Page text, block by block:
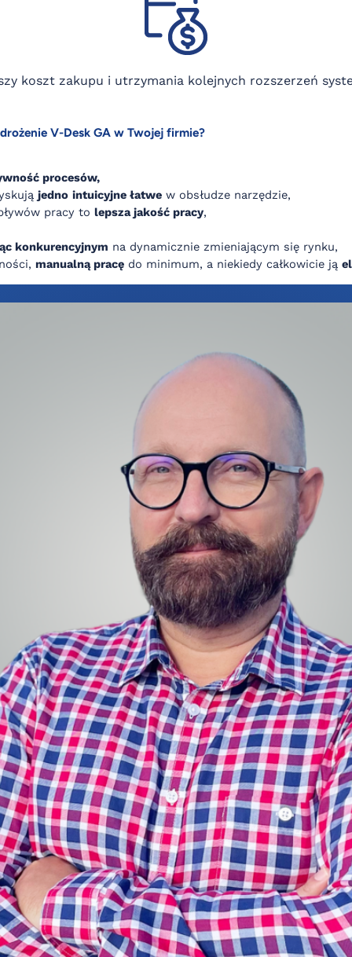
koszt zakupu i utrzymania kolejnych rozszerzeń
V-Desk GA w Twojej firmie?
procesów,
jedno intuicyjne łatwe w obsłudze narzędzie,
pracy to lepsza jakość pracy,
konkurencyjnym na dynamicznie zmieniającym się rynku,
manualną pracę do minimum, a niekiedy całkowicie ją